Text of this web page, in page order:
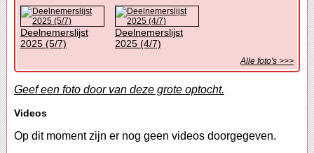
Deelnemerslijst
2025 (5/7)
Deelnemerslijst
2025 (4/7)
Alle foto's >>>
Geef een foto door van deze grote optocht.
Videos
Op dit moment zijn er nog geen videos doorgegeven.